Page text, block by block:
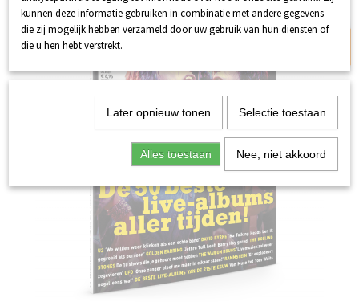
kunnen deze informatie gebruiken in combinatie met andere gegevens
die zij mogelijk hebben verzameld door uw gebruik van hun diensten of
die u hen hebt verstrekt.
Later opnieuw tonen Selectie toestaan
Alles toestaan Nee, niet akkoord